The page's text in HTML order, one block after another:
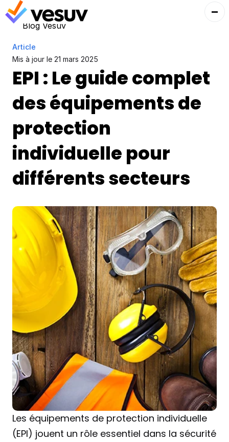
Blog Vesuv
Article
Mis à jour le 21 mars 2025
EPI : Le guide complet
des équipements de
protection
individuelle pour
différents secteurs
Les équipements de protection individuelle
(EPI) jouent un rôle essentiel dans la sécurité